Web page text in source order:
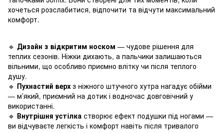
хочеться розслабитися, відпочити та відчути максимальний
комфорт.
🔹 Дизайн з відкритим носком — чудове рішення для
теплих сезонів. Ніжки дихають, а пальчики залишаються
вільними, що особливо приємно влітку чи після теплого
душу.
🔹 Пухнастий верх з ніжного штучного хутра нагадує обійми
— м’який, приємний на дотик і водночас довговічний у
використанні.
🔹 Внутрішня устілка створює ефект подушки під ногами —
ви відчуваєте легкість і комфорт навіть після тривалого